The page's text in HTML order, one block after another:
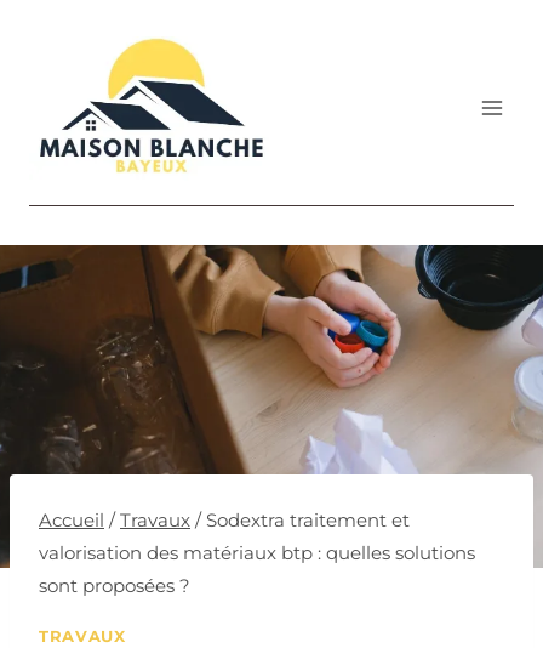
Accueil / Travaux / Sodextra traitement et
valorisation des matériaux btp : quelles solutions
sont proposées ?
TRAVAUX